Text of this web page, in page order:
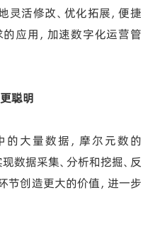
灵活修改、优化拓展，便捷
应用，加速数字化运营管
聪明
的大量数据，摩尔元数的
数据采集、分析和挖掘、反
节创造更大的价值，进一步